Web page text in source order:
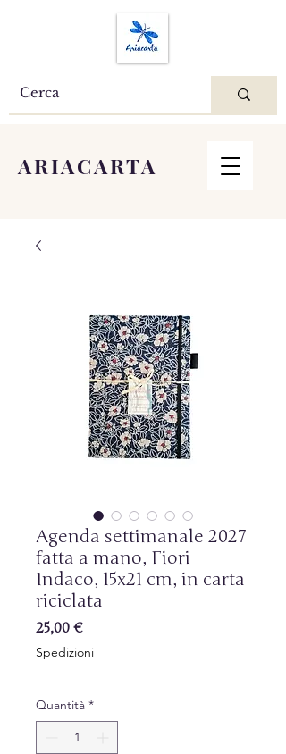
ARIACARTA
Agenda settimanale 2027
fatta a mano, Fiori
Indaco, 15x21 cm, in carta
riciclata
25,00 €Prezzo
Spedizioni
Quantità *